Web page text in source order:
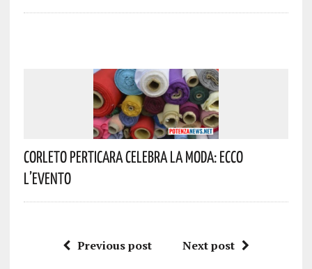
Corleto Perticara Celebra La Moda: Ecco
L’evento
Previous post Next post